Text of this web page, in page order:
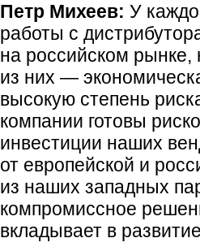
Петр Михеев: У
работы с
на российском
из них —
высокую степень
компании готовы
инвестиции наших
от европейской и
из наших западных
компромиссное
вкладывает в